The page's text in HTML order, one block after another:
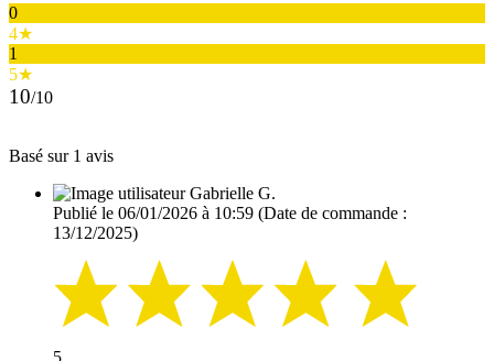
0
4★
1
5★
10/10
Basé sur 1 avis
Gabrielle G.
Publié le 06/01/2026 à 10:59 (Date de commande :
13/12/2025)
5